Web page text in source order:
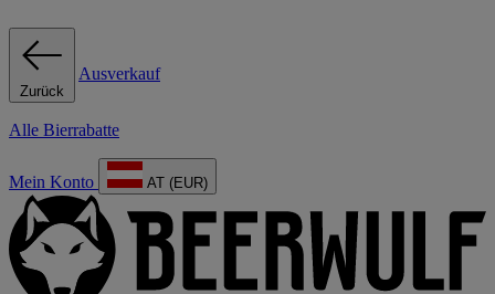
Zurück
Ausverkauf
Alle Bierrabatte
Mein Konto AT (EUR)